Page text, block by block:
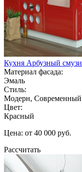
Кухня Арбузный смузи
Материал фасада:
Эмаль
Стиль:
Модерн, Современный
Цвет:
Красный
Цена: от 40 000 руб.
Рассчитать